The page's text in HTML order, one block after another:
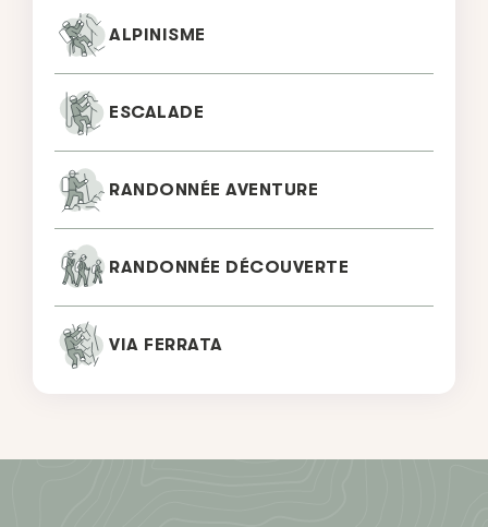
ALPINISME
ESCALADE
RANDONNÉE AVENTURE
RANDONNÉE DÉCOUVERTE
VIA FERRATA